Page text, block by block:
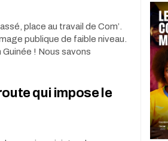
place au travail de Com’.
publique de faible niveau.
! Nous savons
qui impose le